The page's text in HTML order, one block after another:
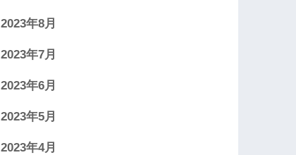
2023年8月
2023年7月
2023年6月
2023年5月
2023年4月